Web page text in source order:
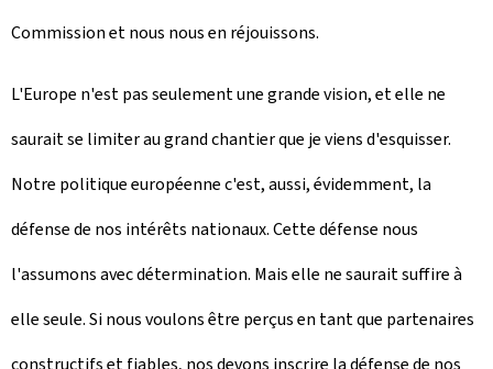
Commission et nous nous en réjouissons.
L'Europe n'est pas seulement une grande vision, et elle ne
saurait se limiter au grand chantier que je viens d'esquisser.
Notre politique européenne c'est, aussi, évidemment, la
défense de nos intérêts nationaux. Cette défense nous
l'assumons avec détermination. Mais elle ne saurait suffire à
elle seule. Si nous voulons être perçus en tant que partenaires
constructifs et fiables, nos devons inscrire la défense de nos